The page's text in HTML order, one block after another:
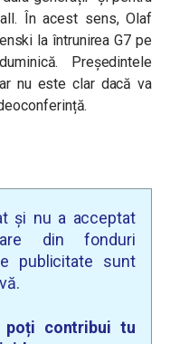
În acest sens, Olaf
la întrunirea G7 pe
Președintele
nu este clar dacă va
și nu a acceptat
din fonduri
publicitate sunt
poți contribui tu